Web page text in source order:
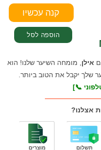
אילן , מומחה השיער שלנו! הוא
שלך יקבל את הטוב ביותר.
📞]
אצלנו?